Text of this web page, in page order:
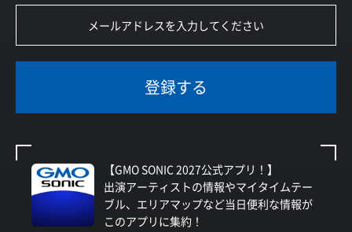
登録する
【GMO SONIC 2027公式アプリ！】
出演アーティストの情報やマイタイムテー
ブル、エリアマップなど当日便利な情報が
このアプリに集約！